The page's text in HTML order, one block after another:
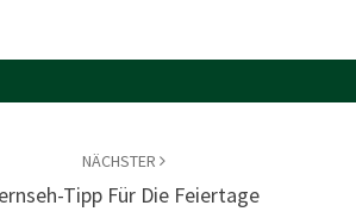
NÄCHSTER
Tipp Für Die Feiertage